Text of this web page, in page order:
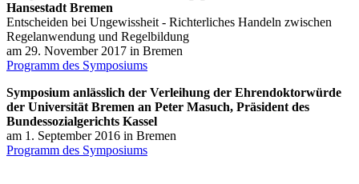
Hansestadt Bremen
Entscheiden bei Ungewissheit - Richterliches Handeln zwischen
Regelanwendung und Regelbildung
am 29. November 2017 in Bremen
Programm des Symposiums
Symposium anlässlich der Verleihung der Ehrendoktorwürde
der Universität Bremen an Peter Masuch, Präsident des
Bundessozialgerichts Kassel
am 1. September 2016 in Bremen
Programm des Symposiums